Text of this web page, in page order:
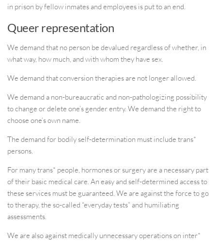
in prison by fellow inmates and employees is put to an end.
Queer representation
We demand that no person be devalued regardless of whether, in
what way, how much, and with whom they have sex.
We demand that conversion therapies are not longer allowed.
We demand a non-bureaucratic and non-pathologizing possibility
to change or delete one’s gender entry. We demand the right to
choose one’s own name.
The demand for bodily self-determination must include trans*
persons.
For many trans* people, hormones or surgery are a necessary part
of their basic medical care. An easy and self-determined access to
these services must be guaranteed. We are against the force to go
to therapy, the so-called “everyday tests” and humiliating
assessments.
We are also against medically unnecessary operations on inter*